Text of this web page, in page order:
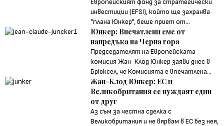
Европейският фонд за стратегически
инвестиции (EFSI), който ще захранва
"плана Юнкер", беше приет от...
Юнкер: Впечатлени сме от
напредъка на Черна гора
Председателят на Европейската
комисия Жан-Клод Юнкер заяви днес в
Брюксел, че Комисията е впечатлена...
Жан-Клод Юнкер: ЕС и
Великобритания се нуждаят един
от друг
Аз съм за честна сделка с
Великобритания и не вярвам в ЕС без нея,